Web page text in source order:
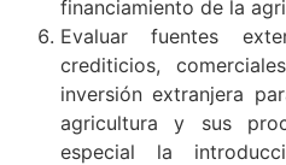
financiamiento de la
Evaluar fuentes
crediticios,
inversión extranjera
agricultura y sus
especial la